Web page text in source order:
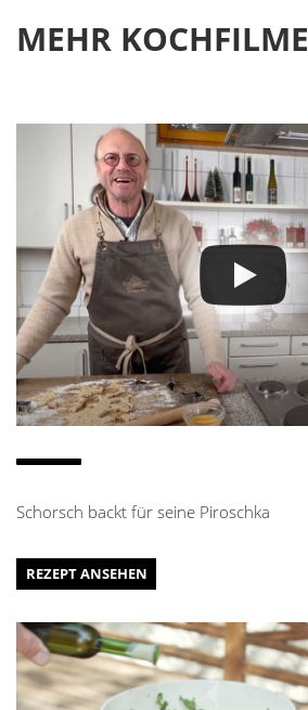
MEHR KOCHFILME
Schorsch backt für seine Piroschka
REZEPT ANSEHEN